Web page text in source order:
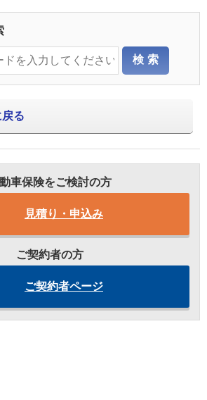
る
車保険をご検討の方
見積り・申込み
ご契約者の方
ご契約者ページ